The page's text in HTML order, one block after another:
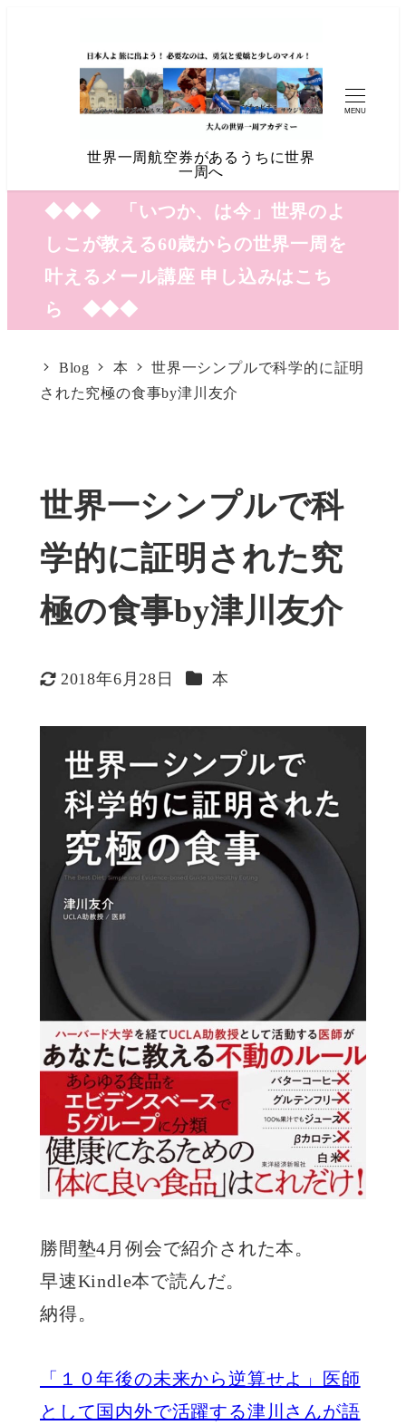
世界一周航空券があるうちに世界
一周へ
MENU
◆◆◆ 「いつか、は今」世界のよ
しこが教える60歳からの世界一周を
叶えるメール講座 申し込みはこち
ら ◆◆◆
Blog 本
世界一シンプルで科学的に証明
された究極の食事by津川友介
世界一シンプルで科
学的に証明された究
極の食事by津川友介
更新日
2018年6月28日 カテゴリー
本
勝間塾4月例会で紹介された本。
早速Kindle本で読んだ。
納得。
「１０年後の未来から逆算せよ」医師
として国内外で活躍する津川さんが語